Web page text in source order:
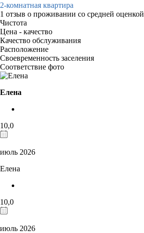
2-комнатная квартира
1 отзыв о проживании со средней оценкой
Чистота
Цена - качество
Качество обслуживания
Расположение
Своевременность заселения
Соответствие фото
Елена
10,0
июль 2026
Елена
10,0
июль 2026